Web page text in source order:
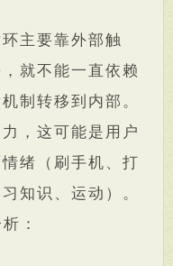
主要靠外部触
就不能一直依赖
制转移到内部。
，这可能是用户
绪（刷手机、打
知识、运动）。
：